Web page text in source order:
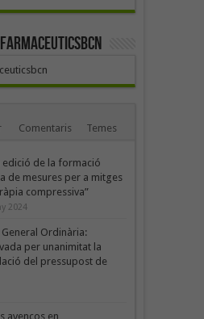
Comentaris Temes
edició de la formació
de mesures per a mitges
compressiva”
2024
General Ordinària:
per unanimitat la
del pressupost de
avenços en